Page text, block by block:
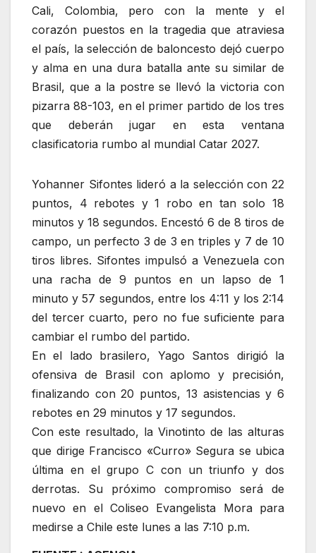
Cali, Colombia, pero con la mente y el
corazón puestos en la tragedia que atraviesa
el país, la selección de baloncesto dejó cuerpo
y alma en una dura batalla ante su similar de
Brasil, que a la postre se llevó la victoria con
pizarra 88-103, en el primer partido de los tres
que deberán jugar en esta ventana
clasificatoria rumbo al mundial Catar 2027.
Yohanner Sifontes lideró a la selección con 22
puntos, 4 rebotes y 1 robo en tan solo 18
minutos y 18 segundos. Encestó 6 de 8 tiros de
campo, un perfecto 3 de 3 en triples y 7 de 10
tiros libres. Sifontes impulsó a Venezuela con
una racha de 9 puntos en un lapso de 1
minuto y 57 segundos, entre los 4:11 y los 2:14
del tercer cuarto, pero no fue suficiente para
cambiar el rumbo del partido.
En el lado brasilero, Yago Santos dirigió la
ofensiva de Brasil con aplomo y precisión,
finalizando con 20 puntos, 13 asistencias y 6
rebotes en 29 minutos y 17 segundos.
Con este resultado, la Vinotinto de las alturas
que dirige Francisco «Curro» Segura se ubica
última en el grupo C con un triunfo y dos
derrotas. Su próximo compromiso será de
nuevo en el Coliseo Evangelista Mora para
medirse a Chile este lunes a las 7:10 p.m.